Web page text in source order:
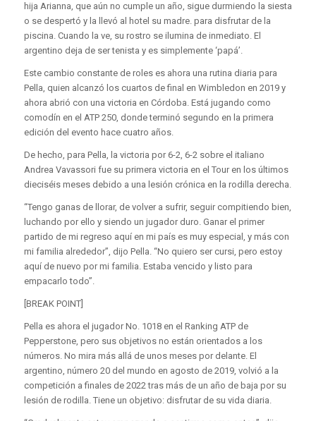
hija Arianna, que aún no cumple un año, sigue durmiendo la siesta
o se despertó y la llevó al hotel su madre. para disfrutar de la
piscina. Cuando la ve, su rostro se ilumina de inmediato. El
argentino deja de ser tenista y es simplemente ‘papá’.
Este cambio constante de roles es ahora una rutina diaria para
Pella, quien alcanzó los cuartos de final en Wimbledon en 2019 y
ahora abrió con una victoria en Córdoba. Está jugando como
comodín en el ATP 250, donde terminó segundo en la primera
edición del evento hace cuatro años.
De hecho, para Pella, la victoria por 6-2, 6-2 sobre el italiano
Andrea Vavassori fue su primera victoria en el Tour en los últimos
dieciséis meses debido a una lesión crónica en la rodilla derecha.
“Tengo ganas de llorar, de volver a sufrir, seguir compitiendo bien,
luchando por ello y siendo un jugador duro. Ganar el primer
partido de mi regreso aquí en mi país es muy especial, y más con
mi familia alrededor”, dijo Pella. “No quiero ser cursi, pero estoy
aquí de nuevo por mi familia. Estaba vencido y listo para
empacarlo todo”.
[BREAK POINT]
Pella es ahora el jugador No. 1018 en el Ranking ATP de
Pepperstone, pero sus objetivos no están orientados a los
números. No mira más allá de unos meses por delante. El
argentino, número 20 del mundo en agosto de 2019, volvió a la
competición a finales de 2022 tras más de un año de baja por su
lesión de rodilla. Tiene un objetivo: disfrutar de su vida diaria.